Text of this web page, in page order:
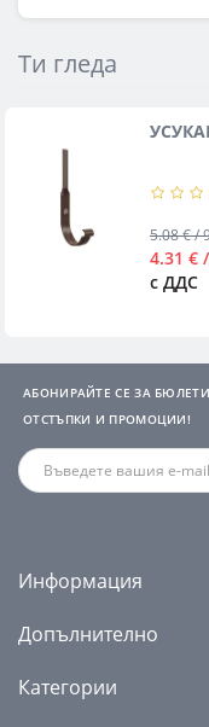
Ти гледа
5.08 € /
4.31 €
с ДДС
АБОНИРАЙТЕ СЕ ЗА
ОТСТЪПКИ И ПРОМОЦИИ!
Информация
Допълнително
Категории